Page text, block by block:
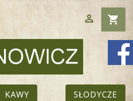
 shopping_cart
KAWY SŁODYCZE